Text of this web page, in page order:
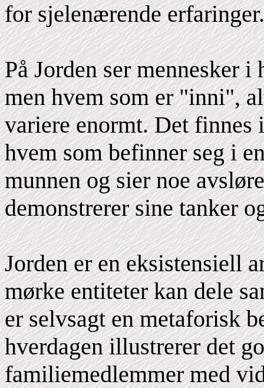
for sjelenærende erfaringer.
På Jorden ser mennesker
men hvem som er "inni",
variere enormt. Det finnes
hvem som befinner seg i
munnen og sier noe
demonstrerer sine tanker
Jorden er en eksistensiell
mørke entiteter kan dele
er selvsagt en metaforisk
hverdagen illustrerer det
familiemedlemmer med